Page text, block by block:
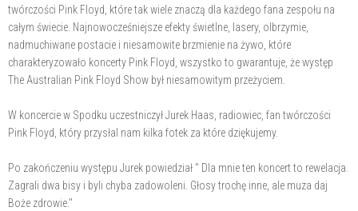
twórczości Pink Floyd, które tak wiele znaczą dla każdego fana zespołu na
całym świecie. Najnowocześniejsze efekty świetlne, lasery, olbrzymie,
nadmuchiwane postacie i niesamowite brzmienie na żywo, które
charakteryzowało koncerty Pink Floyd, wszystko to gwarantuje, że występ
The Australian Pink Floyd Show był niesamowitym przeżyciem.
W koncercie w Spodku uczestniczył Jurek Haas, radiowiec, fan twórczości
Pink Floyd, który przysłal nam kilka fotek za które dziękujemy.
Po zakończeniu występu Jurek powiedział " Dla mnie ten koncert to rewelacja.
Zagrali dwa bisy i byli chyba zadowoleni. Głosy trochę inne, ale muza daj
Boże zdrowie."